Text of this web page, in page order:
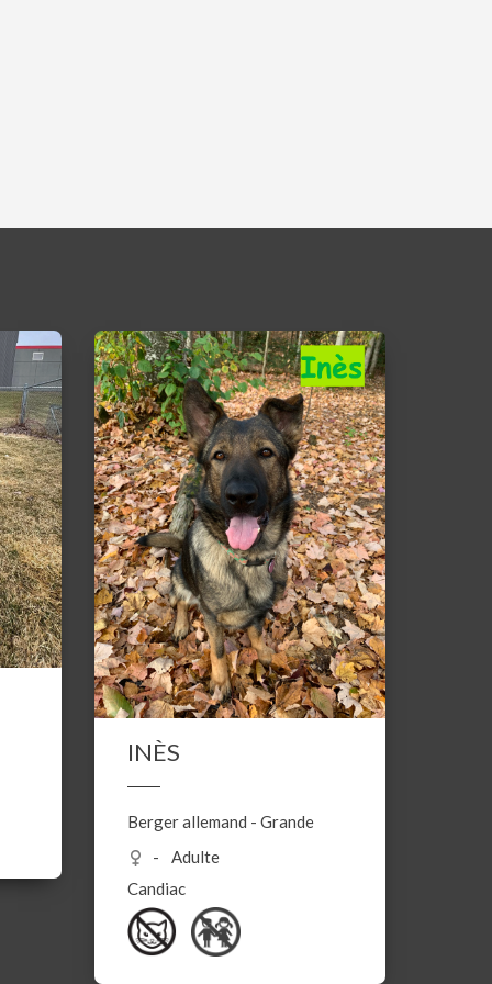
INÈS
Berger allemand - Grande
Adulte
Candiac